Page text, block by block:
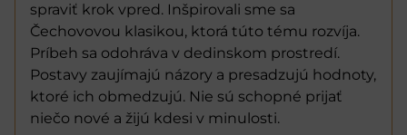
spraviť krok vpred. Inšpirovali sme sa
Čechovovou klasikou, ktorá túto tému rozvíja.
Príbeh sa odohráva v dedinskom prostredí.
Postavy zaujímajú názory a presadzujú hodnoty,
ktoré ich obmedzujú. Nie sú schopné prijať
niečo nové a žijú kdesi v minulosti.